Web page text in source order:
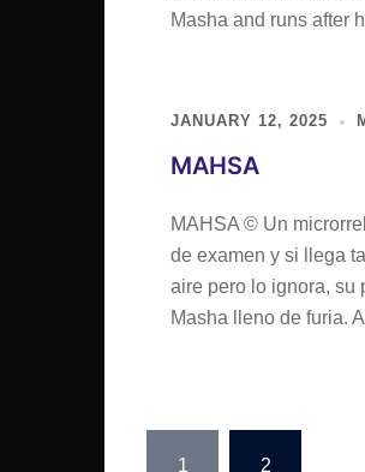
Masha and runs after
JANUARY 12, 2025
MAHSA
MAHSA © Un
de examen y si llega
aire pero lo ignora, su
Masha lleno de furia.
Posts
1 2